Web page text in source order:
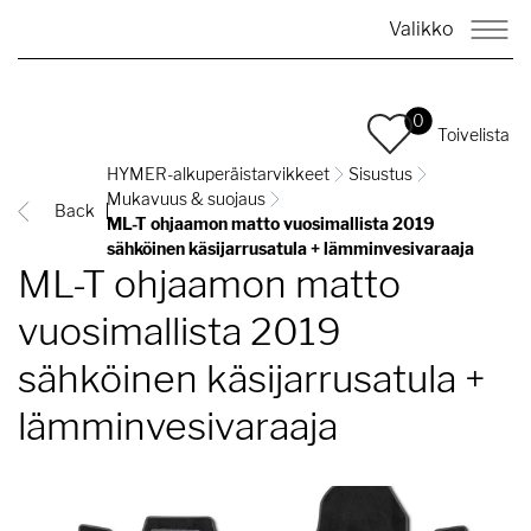
Valikko
0
Toivelista
Back
HYMER-alkuperäistarvikkeet
Sisustus
Mukavuus & suojaus
ML-T ohjaamon matto vuosimallista 2019
sähköinen käsijarrusatula + lämminvesivaraaja
ML-T ohjaamon matto
vuosimallista 2019
sähköinen käsijarrusatula +
lämminvesivaraaja